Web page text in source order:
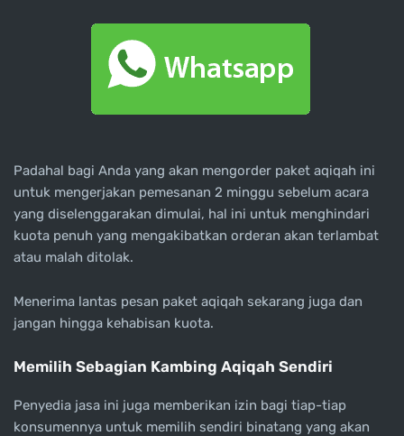
Padahal bagi Anda yang akan mengorder paket aqiqah ini
untuk mengerjakan pemesanan 2 minggu sebelum acara
yang diselenggarakan dimulai, hal ini untuk menghindari
kuota penuh yang mengakibatkan orderan akan terlambat
atau malah ditolak.
Menerima lantas pesan paket aqiqah sekarang juga dan
jangan hingga kehabisan kuota.
Memilih Sebagian Kambing Aqiqah Sendiri
Penyedia jasa ini juga memberikan izin bagi tiap-tiap
konsumennya untuk memilih sendiri binatang yang akan